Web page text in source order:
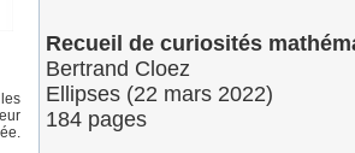
Recueil de curiosités
Bertrand Cloez
Ellipses (22 mars 2022)
184 pages